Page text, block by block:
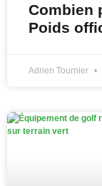
Combien
Poids
Adrien Tournier